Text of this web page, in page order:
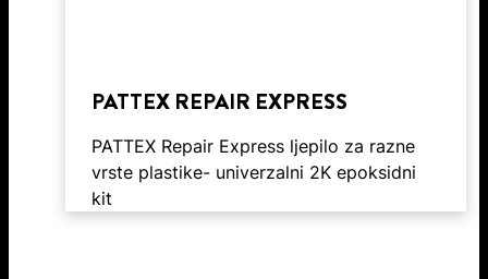
PATTEX REPAIR EXPRESS
PATTEX Repair Express ljepilo za razne
vrste plastike- univerzalni 2K epoksidni
kit